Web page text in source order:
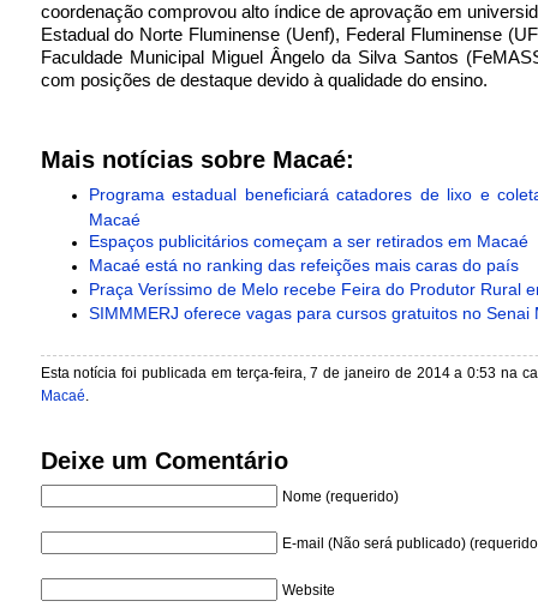
coordenação comprovou alto índice de aprovação em
Estadual do Norte Fluminense (Uenf), Federal Fluminense
Faculdade Municipal Miguel Ângelo da Silva Santos
com posições de destaque devido à qualidade do ensino.
Mais notícias sobre Macaé:
Programa estadual beneficiará catadores de lixo e
Macaé
Espaços publicitários começam a ser retirados em Macaé
Macaé está no ranking das refeições mais caras do país
Praça Veríssimo de Melo recebe Feira do Produtor Rural
SIMMMERJ oferece vagas para cursos gratuitos no Senai
Esta notícia foi publicada em terça-feira, 7 de janeiro de 2014 a 0:53 na
Macaé.
Deixe um Comentário
Nome (requerido)
E-mail (Não será publicado)
Website